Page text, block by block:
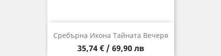
Сребърна Икона Тайната Вечеря
Цена
35,74 € / 69,90 лв